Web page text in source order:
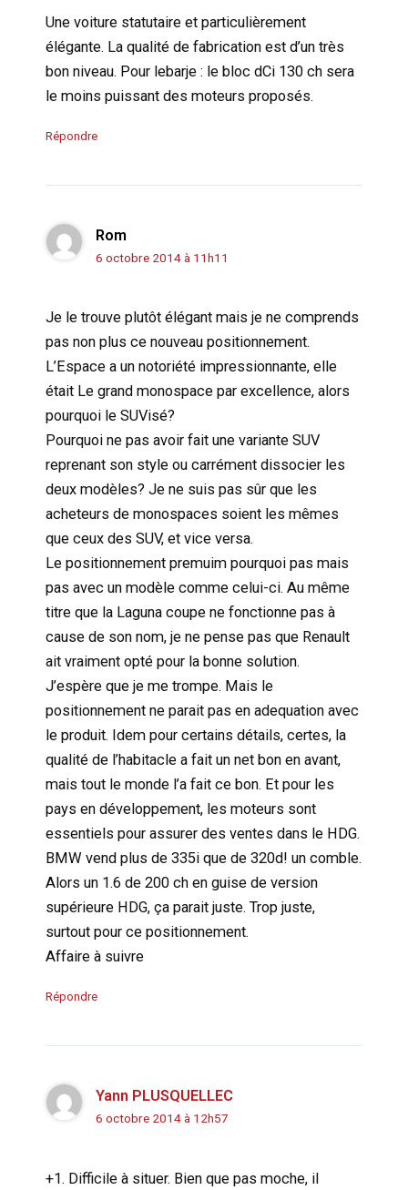
Une voiture statutaire et particulièrement
élégante. La qualité de fabrication est d’un très
bon niveau. Pour lebarje : le bloc dCi 130 ch sera
le moins puissant des moteurs proposés.
Répondre
Rom
6 octobre 2014 à 11h11
Je le trouve plutôt élégant mais je ne comprends
pas non plus ce nouveau positionnement.
L’Espace a un notoriété impressionnante, elle
était Le grand monospace par excellence, alors
pourquoi le SUVisé?
Pourquoi ne pas avoir fait une variante SUV
reprenant son style ou carrément dissocier les
deux modèles? Je ne suis pas sûr que les
acheteurs de monospaces soient les mêmes
que ceux des SUV, et vice versa.
Le positionnement premuim pourquoi pas mais
pas avec un modèle comme celui-ci. Au même
titre que la Laguna coupe ne fonctionne pas à
cause de son nom, je ne pense pas que Renault
ait vraiment opté pour la bonne solution.
J’espère que je me trompe. Mais le
positionnement ne parait pas en adequation avec
le produit. Idem pour certains détails, certes, la
qualité de l’habitacle a fait un net bon en avant,
mais tout le monde l’a fait ce bon. Et pour les
pays en développement, les moteurs sont
essentiels pour assurer des ventes dans le HDG.
BMW vend plus de 335i que de 320d! un comble.
Alors un 1.6 de 200 ch en guise de version
supérieure HDG, ça parait juste. Trop juste,
surtout pour ce positionnement.
Affaire à suivre
Répondre
Yann PLUSQUELLEC
6 octobre 2014 à 12h57
+1. Difficile à situer. Bien que pas moche, il